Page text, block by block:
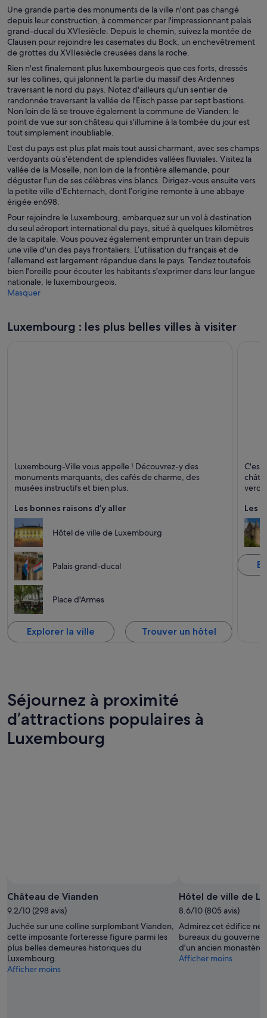
Une grande partie des monuments de la ville n'ont pas changé
depuis leur construction, à commencer par l'impressionnant palais
grand-ducal du XVIesiècle. Depuis le chemin, suivez la montée de
Clausen pour rejoindre les casemates du Bock, un enchevêtrement
de grottes du XVIIesiècle creusées dans la roche.
Rien n'est finalement plus luxembourgeois que ces forts, dressés
sur les collines, qui jalonnent la partie du massif des Ardennes
traversant le nord du pays. Notez d'ailleurs qu'un sentier de
randonnée traversant la vallée de l'Eisch passe par sept bastions.
Non loin de là se trouve également la commune de Vianden: le
point de vue sur son château qui s'illumine à la tombée du jour est
tout simplement inoubliable.
L'est du pays est plus plat mais tout aussi charmant, avec ses champs
verdoyants où s'étendent de splendides vallées fluviales. Visitez la
vallée de la Moselle, non loin de la frontière allemande, pour
déguster l'un de ses célèbres vins blancs. Dirigez-vous ensuite vers
la petite ville d’Echternach, dont l’origine remonte à une abbaye
érigée en698.
Pour rejoindre le Luxembourg, embarquez sur un vol à destination
du seul aéroport international du pays, situé à quelques kilomètres
de la capitale. Vous pouvez également emprunter un train depuis
une ville d'un des pays frontaliers. L’utilisation du français et de
l’allemand est largement répandue dans le pays. Tendez toutefois
bien l'oreille pour écouter les habitants s'exprimer dans leur langue
nationale, le luxembourgeois.
Masquer
Luxembourg : les plus belles villes à visiter
Historique, Affaires et Shopping
Luxembourg-Ville vous appelle ! Découvrez-y des
monuments marquants, des cafés de charme, des
musées instructifs et bien plus.
Les bonnes raisons d’y aller
Hôtel de ville de Luxembourg
Palais grand-ducal
Place d'Armes
Explorer la ville Trouver un hôtel
C'est
Les
Séjournez à proximité
d’attractions populaires à
Luxembourg
Château de Vianden
9.2/10 (298 avis)
Juchée sur une colline surplombant Vianden,
cette imposante forteresse figure parmi les
plus belles demeures historiques du
Luxembourg.
Afficher moins
Hôtel de ville de
8.6/10 (805 avis)
Admirez cet édifice
bureaux du
d'un ancien monastère
Afficher moins